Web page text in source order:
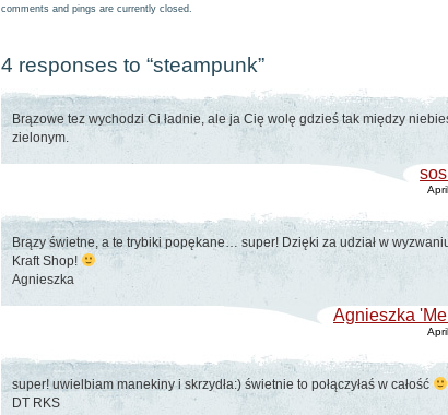
comments and pings are currently closed.
4 responses to “steampunk”
Brązowe tez wychodzi Ci ładnie, ale ja Cię wolę gdzieś tak między
zielonym.
Brązy świetne, a te trybiki popękane… super! Dzięki za udział w
Kraft Shop!
Agnieszka
Agnieszka
super! uwielbiam manekiny i skrzydła:) świetnie to połączyłaś w całość
DT RKS